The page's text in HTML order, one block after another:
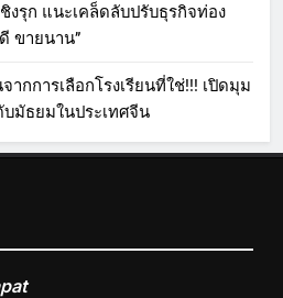
งรุก แนะเคล็ดลับปรับธุรกิจท่อง
ขายนาน”
ากการเลือกโรงเรียนที่ใช่!!! เปิดมุม
มัธยมในประเทศจีน